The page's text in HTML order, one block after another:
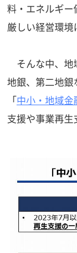
料・エネルギ
厳しい経営環境
そんな中、地
地銀、第二地
「中小・地域
支援や事業再生